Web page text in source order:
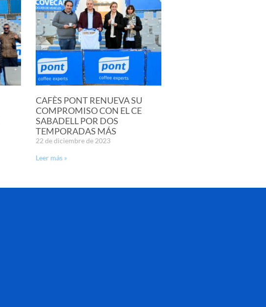
CAFÈS PONT RENUEVA SU
COMPROMISO CON EL CE
SABADELL POR DOS
TEMPORADAS MÁS
22 de diciembre de 2023
Leer más »